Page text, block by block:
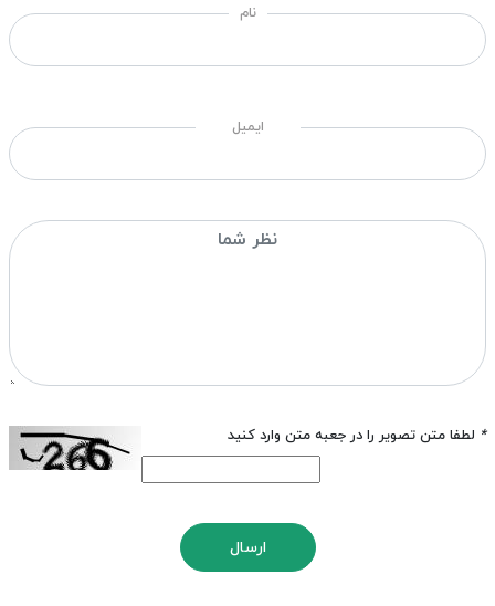
نام
ایمیل
* لطفا متن تصویر را در جعبه متن وارد کنید
ارسال